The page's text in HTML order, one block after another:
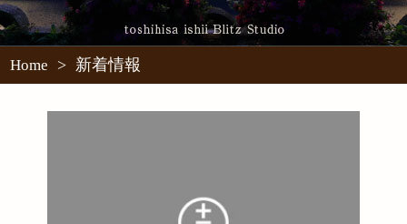
Home > 新着情報